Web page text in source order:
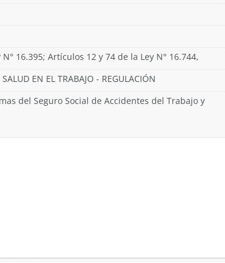
16.395; Artículos 12 y 74 de la Ley N° 16.744,
EN EL TRABAJO - REGULACIÓN
del Seguro Social de Accidentes del Trabajo y